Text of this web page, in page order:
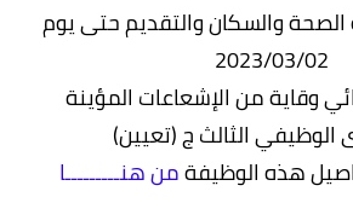
الصحة والسكان والتقديم حتى يوم
2023/03/02
وقاية من الإشعاعات المؤينة
الوظيفي الثالث ج (تعيين)
هذه الوظيفةمن هنـــــــــا